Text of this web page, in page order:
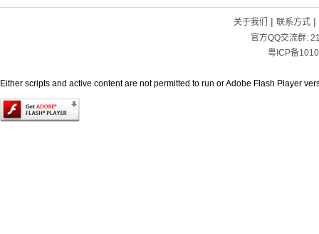
关于我们 | 联系方式|
官方QQ交流群:
粤ICP备
Either scripts and active content are not permitted to run or Adobe Flash Player